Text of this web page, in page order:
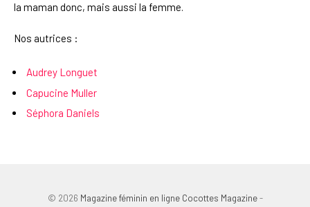
la maman donc, mais aussi la femme.
Nos autrices :
Audrey Longuet
Capucine Muller
Séphora Daniels
© 2026 Magazine féminin en ligne Cocottes Magazine-